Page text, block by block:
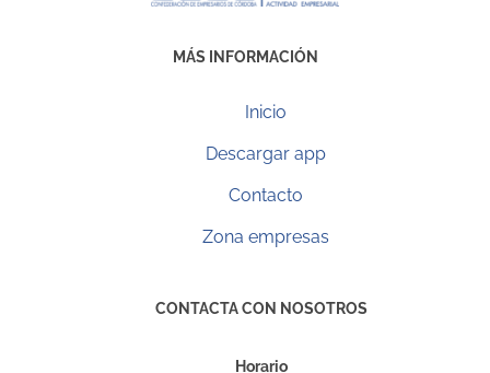
MÁS INFORMACIÓN
Inicio
Descargar app
Contacto
Zona empresas
CONTACTA CON NOSOTROS
Horario